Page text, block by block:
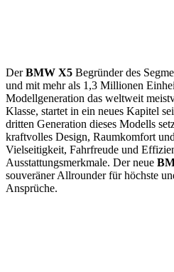
DerBMW X5 Begründer des
und mit mehr als 1,3 Millionen
Modellgeneration das weltweit
Klasse, startet in ein neues Kapitel
dritten Generation dieses Modells
kraftvolles Design, Raumkomfort
Vielseitigkeit, Fahrfreude und
Ausstattungsmerkmale. Der neue
souveräner Allrounder für höchste
Ansprüche.